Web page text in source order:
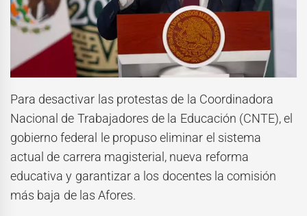
Para desactivar las protestas de la Coordinadora
Nacional de Trabajadores de la Educación (CNTE), el
gobierno federal le propuso eliminar el sistema
actual de carrera magisterial, nueva reforma
educativa y garantizar a los docentes la comisión
más baja de las Afores.